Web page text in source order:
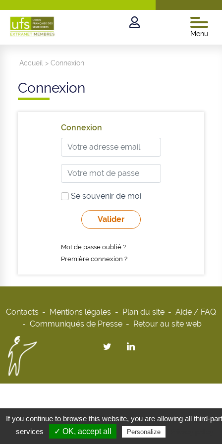
Menu
Accueil >Connexion
Connexion
Connexion
Se souvenir de moi
Mot de passe oublié ?
Première connexion ?
Contacts Mentions légales Plan du site
Aide / FAQ
Communiqués de Presse
Retour au site web
If you continue to browse this website, you are allowing all third-
services
✓ OK, accept all Personalize